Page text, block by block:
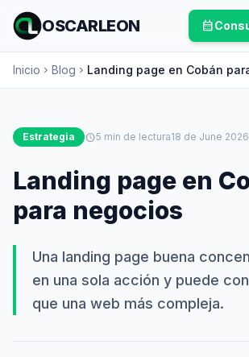
OSCARLEON calendar_month
Inicio chevron_right Blog chevron_right Landing page en Cobán
Estrategia schedule5 min de lectura18 de June 2026
Landing page en
para negocios
Una landing page buena
en una sola acción y puede
que una web más compleja.